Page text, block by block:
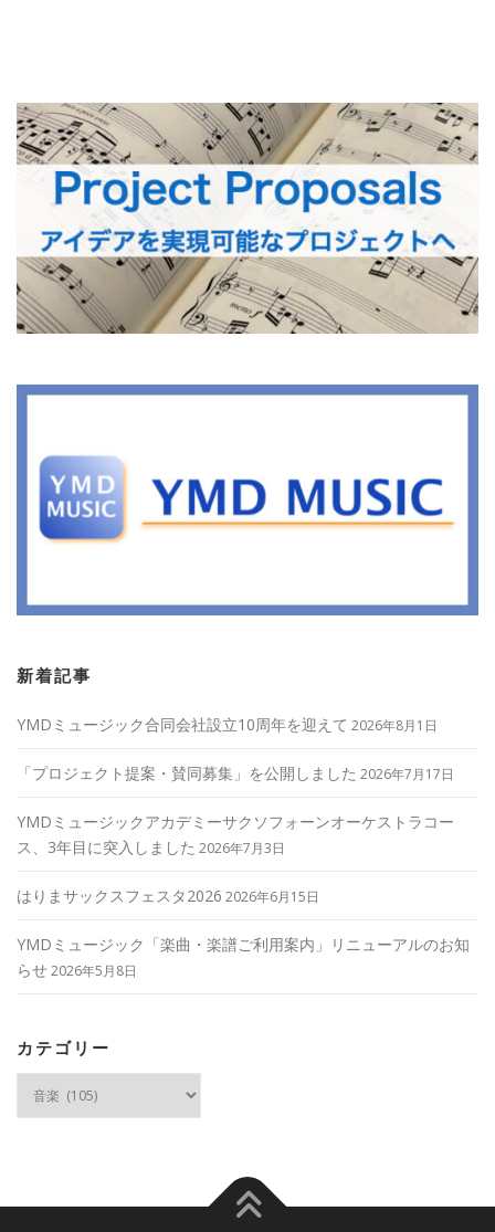
シ
ョ
ン
新着記事
YMDミュージック合同会社設立10周年を迎えて 2026年8月1日
「プロジェクト提案・賛同募集」を公開しました 2026年7月17日
YMDミュージックアカデミーサクソフォーンオーケストラコー
ス、3年目に突入しました 2026年7月3日
はりまサックスフェスタ2026 2026年6月15日
YMDミュージック「楽曲・楽譜ご利用案内」リニューアルのお知
らせ2026年5月8日
カテゴリー